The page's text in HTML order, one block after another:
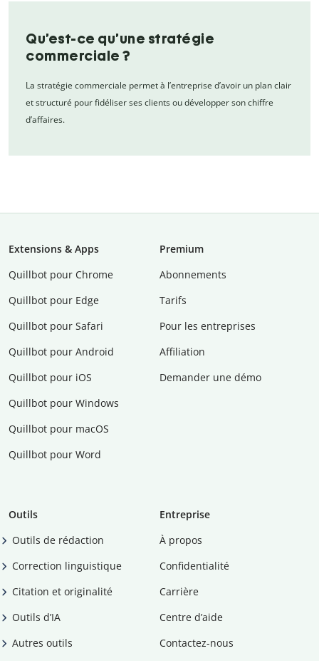
Qu’est-ce qu’une stratégie
commerciale ?
La stratégie commerciale permet à l’entreprise d’avoir un plan clair
et structuré pour fidéliser ses clients ou développer son chiffre
d’affaires.
Extensions & Apps
Quillbot pour Chrome
Quillbot pour Edge
Quillbot pour Safari
Quillbot pour Android
Quillbot pour iOS
Quillbot pour Windows
Quillbot pour macOS
Quillbot pour Word
Premium
Abonnements
Tarifs
Pour les entreprises
Affiliation
Demander une démo
Outils
Outils de rédaction
Correction linguistique
Citation et originalité
Outils d’IA
Autres outils
Entreprise
À propos
Confidentialité
Carrière
Centre d’aide
Contactez-nous